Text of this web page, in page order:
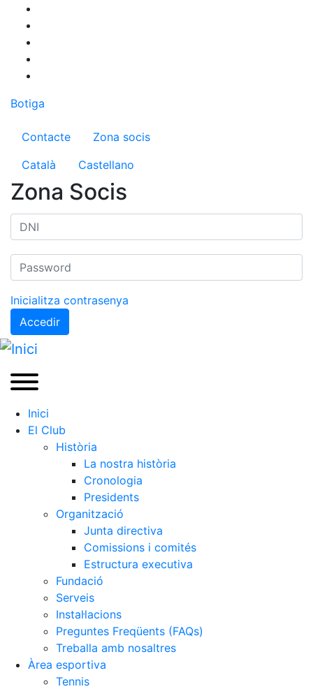
contingut
Botiga
Menú del compte d'usuari
Contacte
Zona socis
Català
Castellano
Zona Socis
Inicialitza contrasenya
Accedir
Inici
El Club
Història
La nostra història
Cronologia
Presidents
Organització
Junta directiva
Comissions i comités
Estructura executiva
Fundació
Serveis
Instal·lacions
Preguntes Freqüents (FAQs)
Treballa amb nosaltres
Àrea esportiva
Tennis